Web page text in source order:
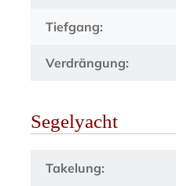
Tiefgang:
Verdrängung:
Segelyacht
Takelung: